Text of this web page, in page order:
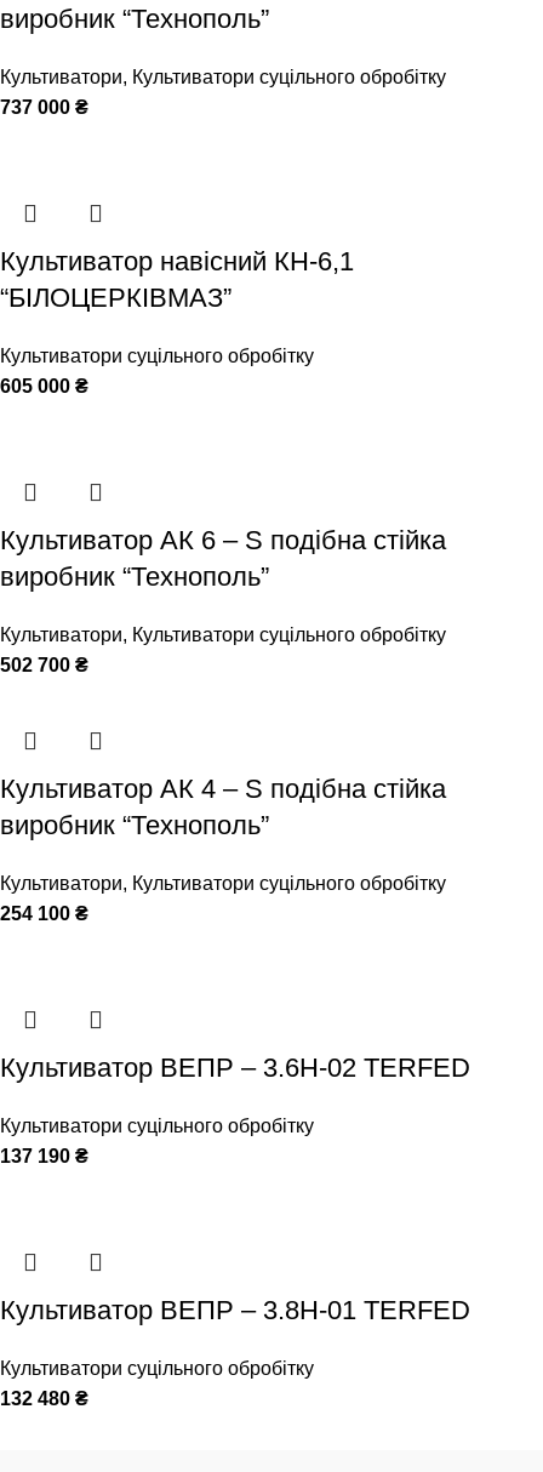
виробник “Технополь”
Культиватори, Культиватори суцільного обробітку
737 000 ₴
Культиватор навісний КН-6,1
“БІЛОЦЕРКІВМАЗ”
Культиватори суцільного обробітку
605 000 ₴
Культиватор АК 6 – S подібна стійка
виробник “Технополь”
Культиватори, Культиватори суцільного обробітку
502 700 ₴
Культиватор АК 4 – S подібна стійка
виробник “Технополь”
Культиватори, Культиватори суцільного обробітку
254 100 ₴
Культиватор ВЕПР – 3.6Н-02 TERFED
Культиватори суцільного обробітку
137 190 ₴
Культиватор ВЕПР – 3.8Н-01 TERFED
Культиватори суцільного обробітку
132 480 ₴